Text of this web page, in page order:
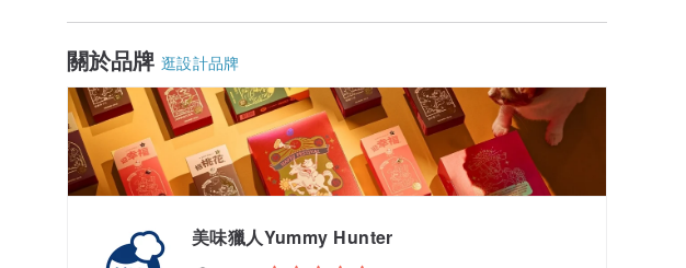
關於品牌 逛設計品牌
美味獵人Yummy Hunter